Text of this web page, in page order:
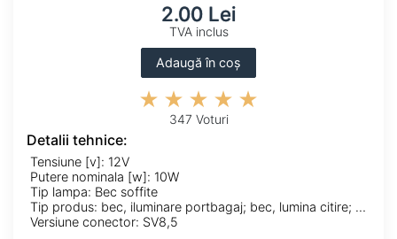
2.00 Lei
TVA inclus
Adaugă în coș
347 Voturi
Detalii tehnice:
Tensiune [v]: 12V
Putere nominala [w]: 10W
Tip lampa: Bec soffite
Tip produs: bec, iluminare portbagaj; bec, lumina citire; bec, lumini interioare
Versiune conector: SV8,5